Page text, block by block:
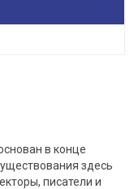
в конце
здесь
писатели и